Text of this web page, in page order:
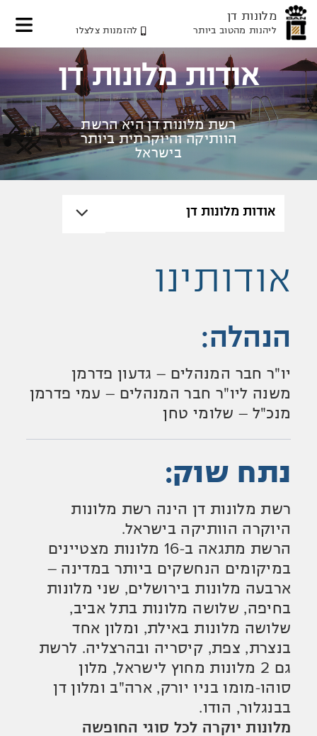
לאזור
עליון
לתוכן
לאזור
תחתון
מלונות דן
ליהנות מהטוב ביותר להזמנות צלצלו
אודות מלונות דן
רשת מלונות דן היא הרשת
הוותיקה והיוקרתית ביותר
בישראל
אודותינו
הנהלה:
יו"ר חבר המנהלים – גדעון פדרמן
משנה ליו"ר חבר המנהלים – עמי פדרמן
מנכ"ל – שלומי טחן
נתח שוק:
רשת מלונות דן הינה רשת מלונות
היוקרה הוותיקה בישראל.
הרשת מתגאה ב-16 מלונות מצטיינים
במיקומים הנחשקים ביותר במדינה –
ארבעה מלונות בירושלים, שני מלונות
בחיפה, שלושה מלונות בתל אביב,
שלושה מלונות באילת, ומלון אחד
בנצרת, צפת, קיסריה ובהרצליה. לרשת
גם 2 מלונות מחוץ לישראל, מלון
סוהו-מומו בניו יורק, ארה"ב ומלון דן
בבנגלור, הודו.
מלונות יוקרה לכל סוגי החופשה